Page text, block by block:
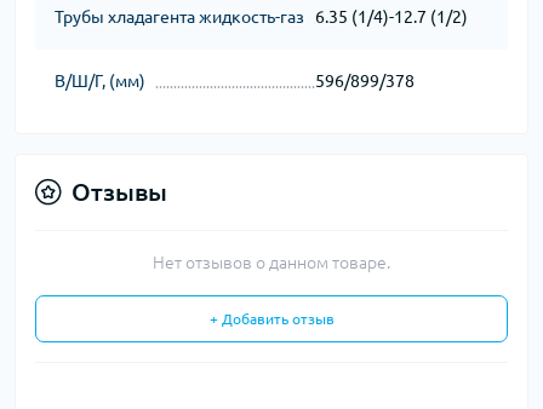
Трубы хладагента жидкость-газ 6.35 (1/4)-12.7 (1/2)
В/Ш/Г, (мм) 596/899/378
Отзывы
Нет отзывов о данном товаре.
+ Добавить отзыв